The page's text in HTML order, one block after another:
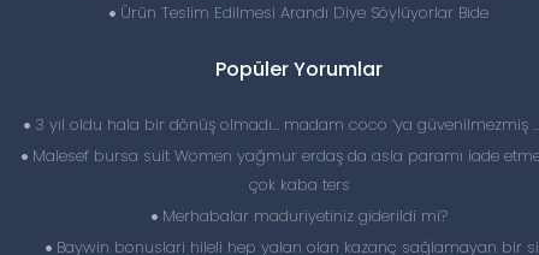
Ürün Teslim Edilmesi Arandı Diye Söylüyorlar Bide
Popüler Yorumlar
3 yıl oldu hala bir dönüş olmadı… madam coco ‘ya güvenilmezmiş
Malesef bursa suit Women yağmur erdaş da asla paramı iade
çok kaba ters
Merhabalar maduriyetiniz giderildi mi?
Baywin bonuslari hileli hep yalan olan kazanç sağlamayan bir